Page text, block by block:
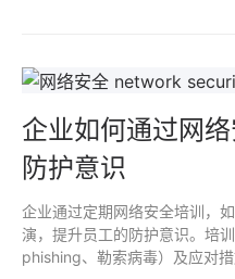
企业如何通过网
防护意识
企业通过定期网络安全培训，
演，提升员工的防护意识。培
phishing、勒索病毒）及应对